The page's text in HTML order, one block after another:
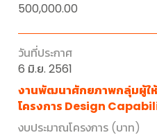
500,000.00
6 มิ.ย. 2561
งานพัฒนาศักยภาพกลุ่มผู้ใ
โครงการ Design